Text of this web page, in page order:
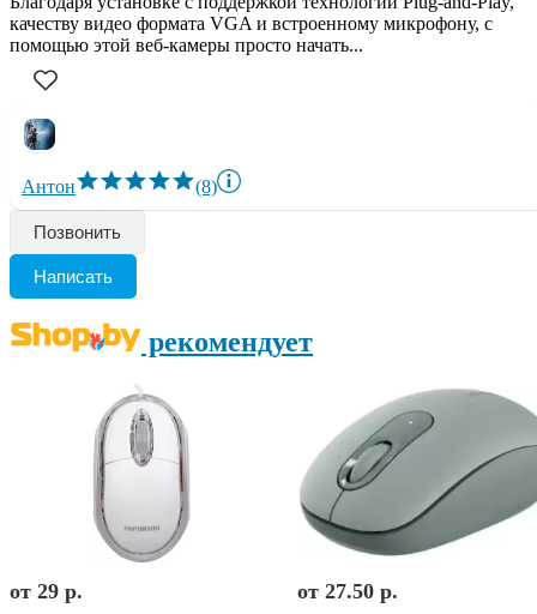
качеству видео формата VGA и встроенному микрофону, с
помощью этой веб-камеры просто начать...
Антон (8)
Позвонить
Написать
рекомендует
от 29 р. от 27.50 р.